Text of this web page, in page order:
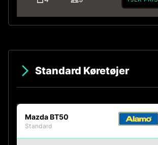
Standard Køretøjer
Mazda BT50
Standard